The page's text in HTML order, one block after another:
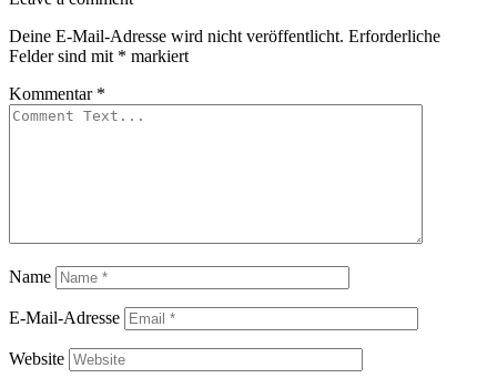
Deine E-Mail-Adresse wird nicht veröffentlicht. Erforderliche
Felder sind mit * markiert
Kommentar *
Name
E-Mail-Adresse
Website